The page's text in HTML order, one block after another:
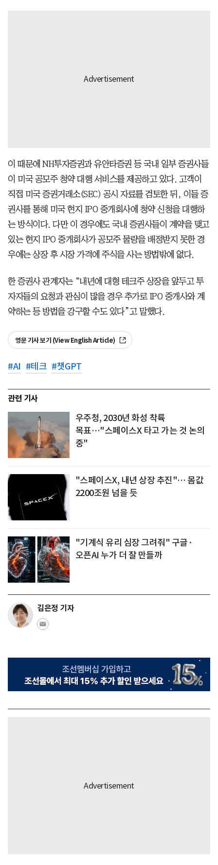
이 때문에 NH투자증권과 유안타증권 등 국내 일부 증권사들
이 미국 공모주 청약 대행 서비스를 제공하고 있다. 고객이
직접 미국 증권거래소(SEC) 공시 자료를 검토한 뒤, 이들 증
권사를 통해 미국 현지 IPO 중개회사에 청약 신청을 대행하
는 방식이다. 다만 이 경우에도 국내 증권사들이 계약을 맺고
있는 현지 IPO 중개회사가 공모주 물량을 배정받지 못한 경
우에는 상장 후 시장 가격에 주식을 사는 방법밖에 없다.
한 증권사 관계자는 “내년에 대형 테크주 상장을 앞두고 투
자자들의 요청과 관심이 많을 경우 추가로 IPO 중개사와 계
약하는 등 방법을 강구할 수도 있다”고 말했다.
영문 기사 보기 (View English Article)
#AI #테크 #챗GPT
관련 기사
우주청, 2030년 화성 착륙
목표…"스페이스X 타고 가는 것 논의
중"
"스페이스X, 내년 상장 추진"… 몸값
2200조원 넘을 듯
"기계식 유리 심장 그려줘" 구글·
오픈AI 누가 더 잘 만들까
김은정 기자